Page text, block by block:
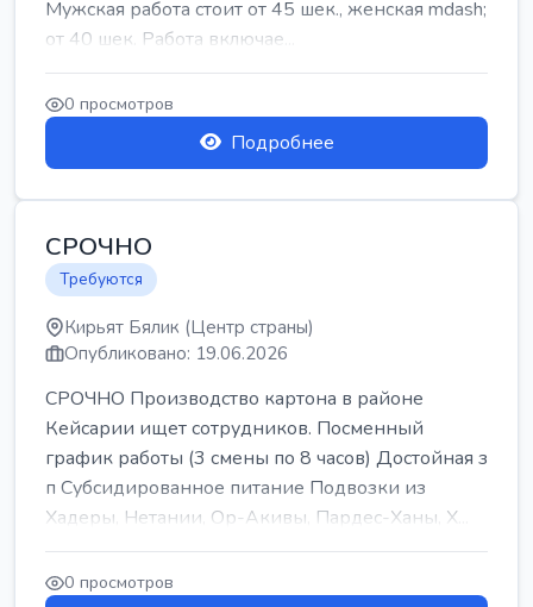
Мужская работа стоит от 45 шек., женская mdash;
от 40 шек. Работа включае...
0 просмотров
Подробнее
СРОЧНО
Требуются
Кирьят Бялик (Центр страны)
Опубликовано: 19.06.2026
СРОЧНО Производство картона в районе
Кейсарии ищет сотрудников. Посменный
график работы (3 смены по 8 часов) Достойная з
п Субсидированное питание Подвозки из
Хадеры, Нетании, Ор-Акивы, Пардес-Ханы, Х...
0 просмотров